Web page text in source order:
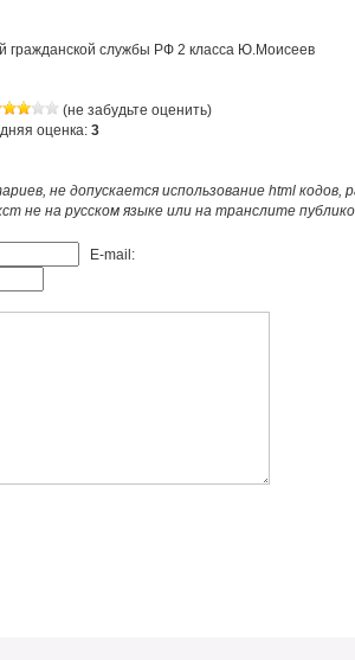
гражданской службы РФ 2 класса Ю.Моисеев
(не забудьте оценить)
оценка: 3
не допускается использование html кодов,
не на русском языке или на транслите
E-mail: